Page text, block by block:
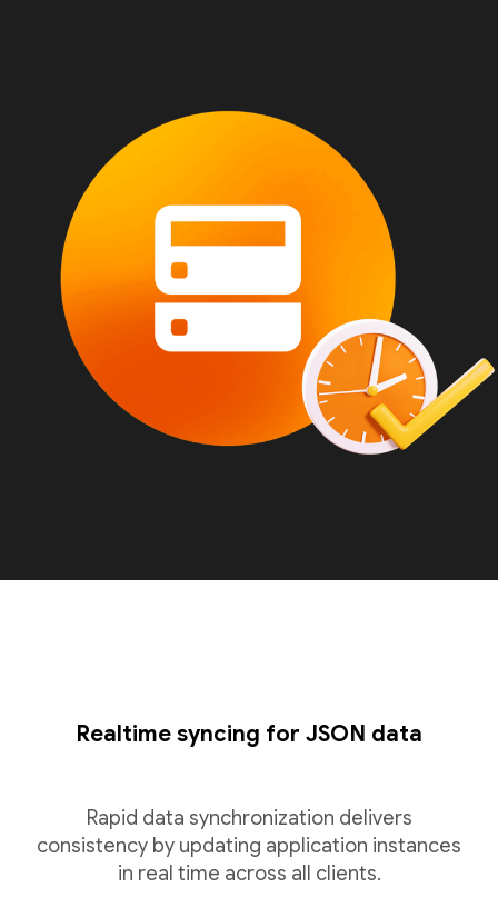
Realtime syncing for JSON data
Rapid data synchronization delivers
consistency by updating application instances
in real time across all clients.